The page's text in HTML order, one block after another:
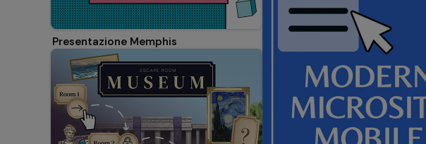
Presentazione Memphis